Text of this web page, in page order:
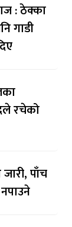
: ठेक्का
गाडी
रचेको
जारी, पाँच